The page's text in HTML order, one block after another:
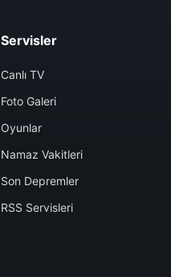
Servisler
Canlı TV
Foto Galeri
Oyunlar
Namaz Vakitleri
Son Depremler
RSS Servisleri